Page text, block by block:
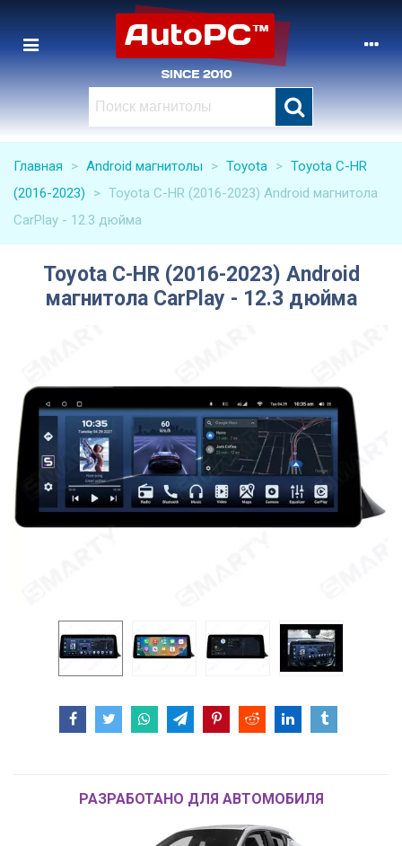
Главная > Android магнитолы > Toyota > Toyota C-HR
(2016-2023)
> Toyota C-HR (2016-2023) Android магнитола
CarPlay - 12.3 дюйма
Toyota C-HR (2016-2023) Android
магнитола CarPlay - 12.3 дюйма
РАЗРАБОТАНО ДЛЯ АВТОМОБИЛЯ